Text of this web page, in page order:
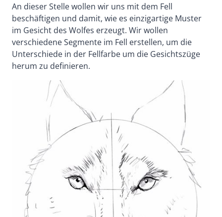
An dieser Stelle wollen wir uns mit dem Fell
beschäftigen und damit, wie es einzigartige Muster
im Gesicht des Wolfes erzeugt. Wir wollen
verschiedene Segmente im Fell erstellen, um die
Unterschiede in der Fellfarbe um die Gesichtszüge
herum zu definieren.